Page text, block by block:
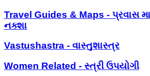
Travel Guides & Maps - પ્રવાસ
નક્શા
Vastushastra - વાસ્તુશાસ્ત્ર
Women Related - સ્ત્રી ઉપયોગી